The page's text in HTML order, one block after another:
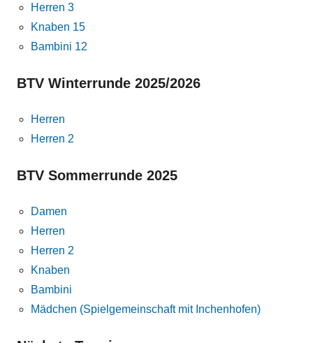
Herren 3
Knaben 15
Bambini 12
BTV Winterrunde 2025/2026
Herren
Herren 2
BTV Sommerrunde 2025
Damen
Herren
Herren 2
Knaben
Bambini
Mädchen (Spielgemeinschaft mit Inchenhofen)